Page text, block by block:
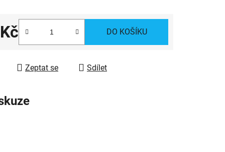
cena:
DO KOŠÍKU
Zeptat se Sdílet